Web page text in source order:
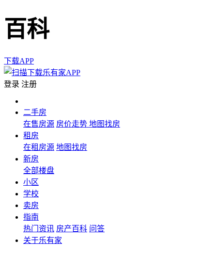
百科
下载APP
登录 注册
二手房
在售房源 房价走势 地图找房
租房
在租房源 地图找房
新房
全部楼盘
小区
学校
卖房
指南
热门资讯 房产百科 问答
关于乐有家